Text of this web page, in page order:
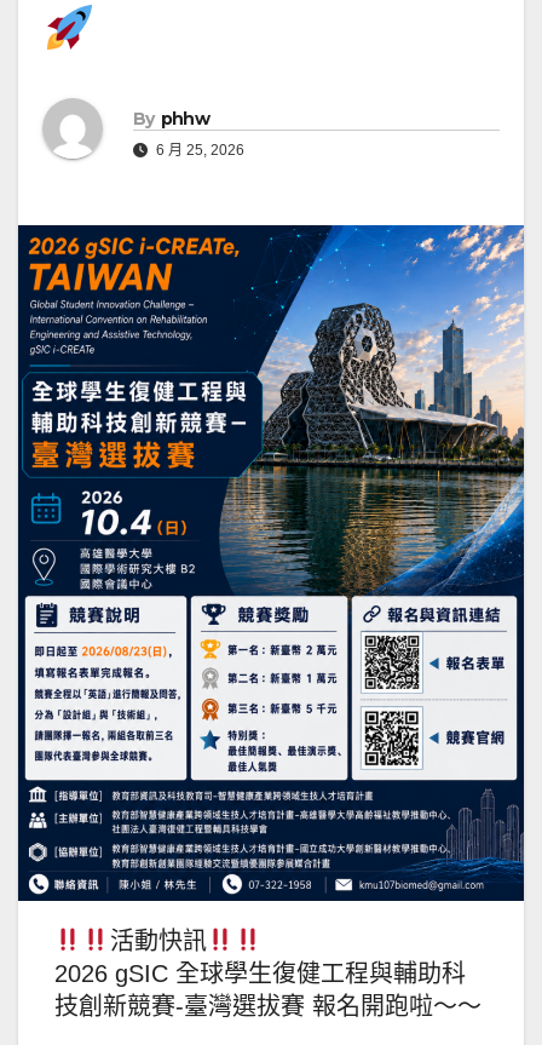
By phhw
6 月 25, 2026
活動快訊
2026 gSIC 全球學生復健工程與輔助科
技創新競賽-臺灣選拔賽 報名開跑啦～～